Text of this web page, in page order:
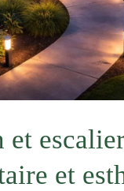
et
et